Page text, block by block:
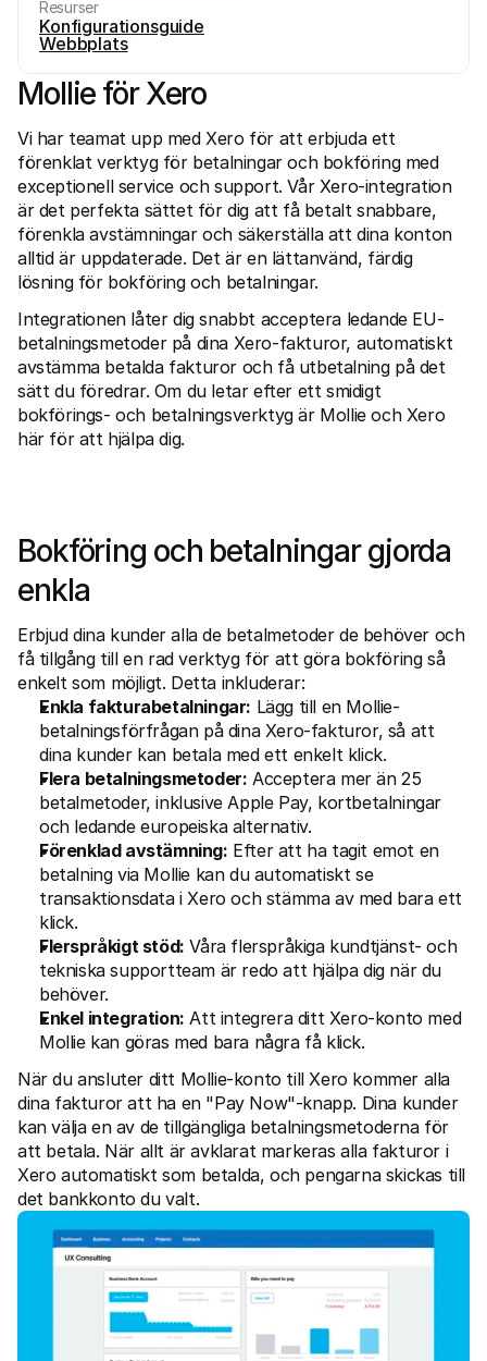
Resurser
Konfigurationsguide
Webbplats
Mollie för Xero
Vi har teamat upp med Xero för att erbjuda ett
förenklat verktyg för betalningar och bokföring med
exceptionell service och support. Vår Xero-integration
är det perfekta sättet för dig att få betalt snabbare,
förenkla avstämningar och säkerställa att dina konton
alltid är uppdaterade. Det är en lättanvänd, färdig
lösning för bokföring och betalningar.
Integrationen låter dig snabbt acceptera ledande EU-
betalningsmetoder på dina Xero-fakturor, automatiskt
avstämma betalda fakturor och få utbetalning på det
sätt du föredrar. Om du letar efter ett smidigt
bokförings- och betalningsverktyg är Mollie och Xero
här för att hjälpa dig.
Bokföring och betalningar gjorda
enkla
Erbjud dina kunder alla de betalmetoder de behöver och
få tillgång till en rad verktyg för att göra bokföring så
enkelt som möjligt. Detta inkluderar:
Enkla fakturabetalningar: Lägg till en Mollie-
betalningsförfrågan på dina Xero-fakturor, så att
dina kunder kan betala med ett enkelt klick.
Flera betalningsmetoder: Acceptera mer än 25
betalmetoder, inklusive Apple Pay, kortbetalningar
och ledande europeiska alternativ.
Förenklad avstämning: Efter att ha tagit emot en
betalning via Mollie kan du automatiskt se
transaktionsdata i Xero och stämma av med bara ett
klick.
Flerspråkigt stöd: Våra flerspråkiga kundtjänst- och
tekniska supportteam är redo att hjälpa dig när du
behöver.
Enkel integration: Att integrera ditt Xero-konto med
Mollie kan göras med bara några få klick.
När du ansluter ditt Mollie-konto till Xero kommer alla
dina fakturor att ha en "Pay Now"-knapp. Dina kunder
kan välja en av de tillgängliga betalningsmetoderna för
att betala. När allt är avklarat markeras alla fakturor i
Xero automatiskt som betalda, och pengarna skickas till
det bankkonto du valt.
Technical resources
Developers portal
Discover developer resources and updates
Libraries
Integrate Mollie with ready-to-go libraries
Discord community
Join our developer community
Docs
About Mollie
Pricing
View our pricing
About us
Learn more about our story and
values
News
Read the latest Mollie news
Careers
your
For Mollie customers
Reach out to our customer support team
Contact sales
Discover how we can help your business